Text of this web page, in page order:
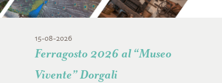
15-08-2026
Ferragosto 2026 al “Museo
Vivente” Dorgali